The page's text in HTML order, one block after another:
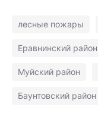
лесные пожары
Еравнинский район
Муйский район
Баунтовский район